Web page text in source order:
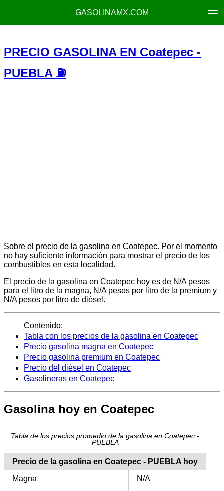
GASOLINAMX.COM
PRECIO GASOLINA EN Coatepec -
PUEBLA ⛽
Sobre el precio de la gasolina en Coatepec. Por el momento
no hay suficiente información para mostrar el precio de los
combustibles en esta localidad.
El precio de la gasolina en Coatepec hoy es de N/A pesos
para el litro de la magna, N/A pesos por litro de la premium y
N/A pesos por litro de diésel.
Contenido:
Tabla con los precios de la gasolina en Coatepec
Precio gasolina magna en Coatepec
Precio gasolina premium en Coatepec
Precio del diésel en Coatepec
Gasolineras en Coatepec
Gasolina hoy en Coatepec
Tabla de los precios promedio de la gasolina en Coatepec -
PUEBLA
Precio de la gasolina en Coatepec - PUEBLA hoy
Magna
N/A